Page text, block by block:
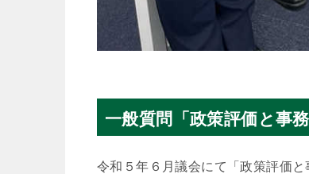
一般質問「政策評価と事
令和５年６月議会にて「政策評価